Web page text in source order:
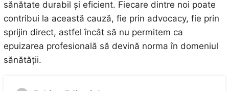
sănătate durabil și eficient. Fiecare dintre noi poate
contribui la această cauză, fie prin advocacy, fie prin
sprijin direct, astfel încât să nu permitem ca
epuizarea profesională să devină norma în domeniul
sănătății.